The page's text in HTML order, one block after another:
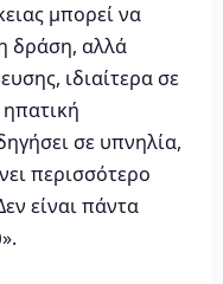
μπορεί να
δράση, αλλά
ιδιαίτερα σε
σε υπνηλία,
περισσότερο
είναι πάντα